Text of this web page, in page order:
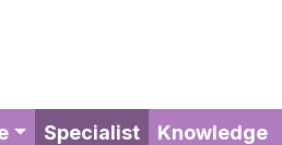
Specialist(current)
Knowledge